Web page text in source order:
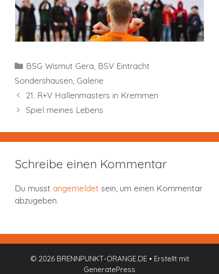
Kategorien
BSG Wismut Gera, BSV Eintracht
Sondershausen, Galerie
21. R+V Hallenmasters in Kremmen
Spiel meines Lebens
Schreibe einen Kommentar
Du musst angemeldet sein, um einen Kommentar
abzugeben.
© 2026 BRENNPUNKT-ORANGE.DE• Erstellt mit
GeneratePress